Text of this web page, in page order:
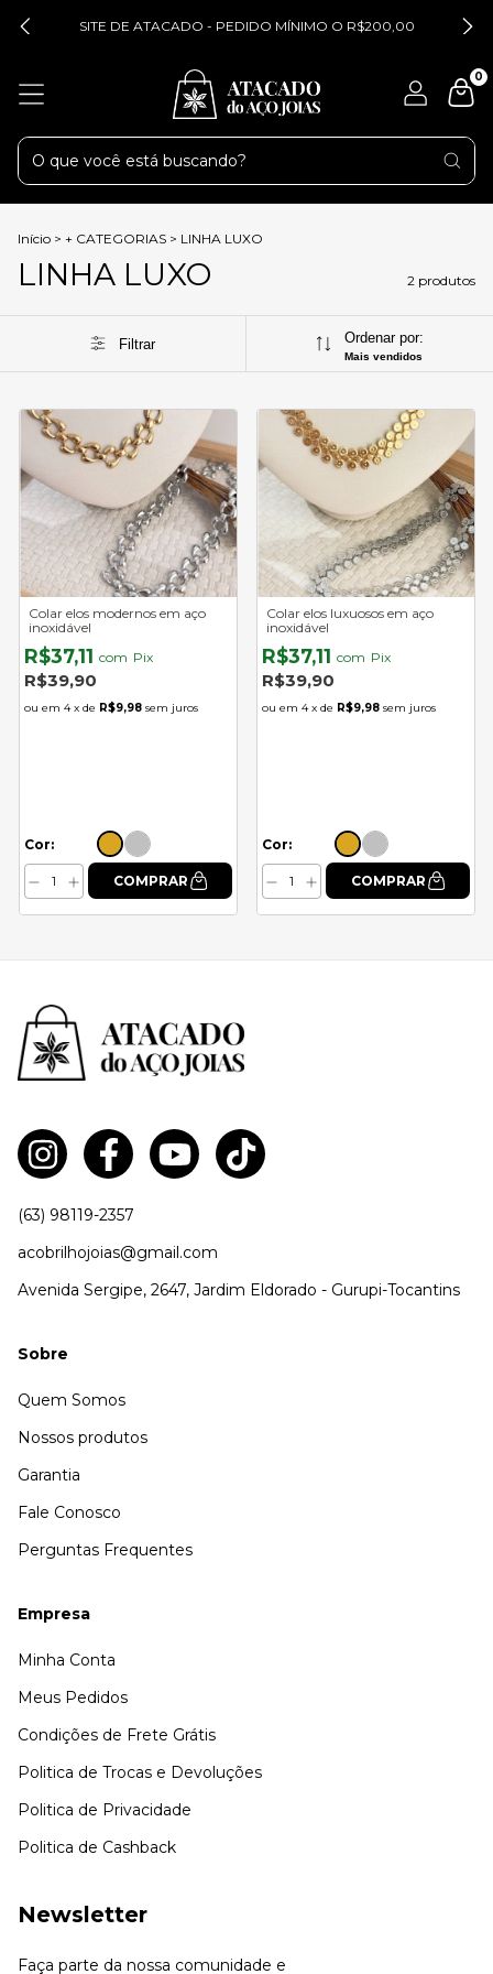
SITE DE ATACADO - PEDIDO MÍNIMO O R$200,00
0
Início > + CATEGORIAS > LINHA LUXO
LINHA LUXO 2 produtos
Filtrar Ordenar por:
Mais vendidos
Colar elos modernos em aço
inoxidável
R$37,11 com Pix
R$39,90
4 x de R$9,98 sem juros
Cor:
Colar elos luxuosos em aço
inoxidável
R$37,11 com Pix
R$39,90
4 x de R$9,98 sem juros
Cor:
(63) 98119-2357
acobrilhojoias@gmail.com
Avenida Sergipe, 2647, Jardim Eldorado - Gurupi-Tocantins
Sobre
Quem Somos
Nossos produtos
Garantia
Fale Conosco
Perguntas Frequentes
Empresa
Minha Conta
Meus Pedidos
Condições de Frete Grátis
Politica de Trocas e Devoluções
Politica de Privacidade
Politica de Cashback
Newsletter
Faça parte da nossa comunidade e